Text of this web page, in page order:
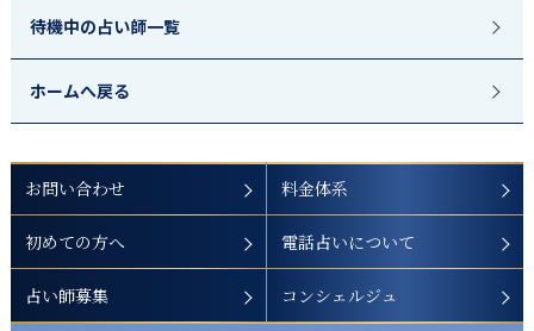
待機中の占い師一覧
ホームへ戻る
お問い合わせ 料金体系
初めての方へ 電話占いについて
占い師募集 コンシェルジュ